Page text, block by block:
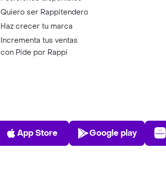
Quiero ser Rappitendero
Haz crecer tu marca
Incrementa tus ventas
con Pide por Rappi
App Store
App Store
Play Store
Google play